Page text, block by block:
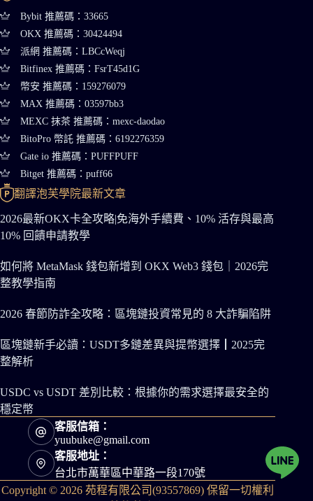
Bybit 推薦碼：33665
OKX 推薦碼：30424494
派網 推薦碼：LBCcWeqj
Bitfinex 推薦碼：FsrT45d1G
幣安 推薦碼：159276079
MAX 推薦碼：03597bb3
MEXC 抹茶 推薦碼：mexc-daodao
BitoPro 幣託 推薦碼：6192276359
Gate io 推薦碼：PUFFPUFF
Bitget 推薦碼：puff66
翻譯泡芙學院最新文章
2026最新OKX卡全攻略|免海外手續費、10% 活存與最高
10% 回饋申請教學
如何將 MetaMask 錢包新增到 OKX Web3 錢包｜2026完
整教學指南
2026 春節防詐全攻略：區塊鏈投資常見的 8 大詐騙陷阱
區塊鏈新手必讀：USDT多鏈差異與提幣選擇┃2025完
整解析
USDC vs USDT 差別比較：根據你的需求選擇最安全的
穩定幣
客服信箱：
yuubuke@gmail.com
客服地址：
台北市萬華區中華路一段170號
Copyright © 2026 苑程有限公司(93557869) 保留一切權利